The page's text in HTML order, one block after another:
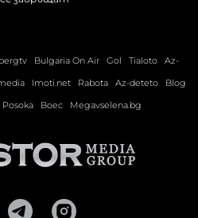
Bulgaria On Air Gol Tialoto
Az-
Imoti.net Rabota Az-deteto
Blog
Posoka Boec Megavselena.bg